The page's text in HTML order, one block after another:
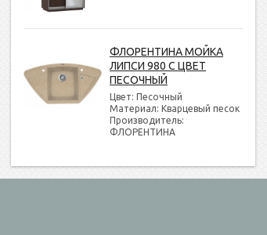
ФЛОРЕНТИНА МОЙКА
ЛИПСИ 980 С ЦВЕТ
ПЕСОЧНЫЙ
Цвет: Песочный
Материал: Кварцевый песок
Производитель:
ФЛОРЕНТИНА